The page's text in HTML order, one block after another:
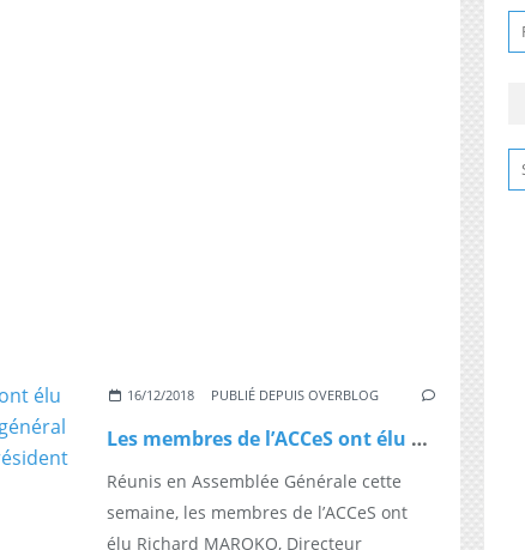
16/12/2018 PUBLIÉ DEPUIS OVERBLOG
Les membres de l’ACCeS ont élu Richard Maroko, Directeur général de Mediawan Thematics, Président de l’Association
Réunis en Assemblée Générale cette
semaine, les membres de l’ACCeS ont
élu Richard MAROKO, Directeur